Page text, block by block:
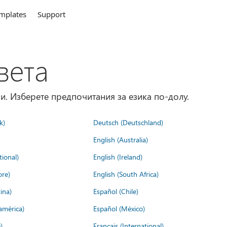
Support
Изберете предпочитания за езика по-долу.
Deutsch (Deutschland)
English (Australia)
English (Ireland)
English (South Africa)
Español (Chile)
Español (México)